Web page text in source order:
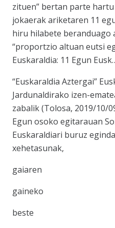
zituen” bertan parte
jokaerak ariketaren 11
hiru hilabete beranduago
“proportzio altuan eutsi
Euskaraldia: 11 Egun
“Euskaraldia Aztergai”
Jardunaldirako izen-
zabalik (Tolosa, 2019/10/
Egun osoko egitarauan
Euskaraldiari buruz
xehetasunak,
gaiaren
gaineko
beste